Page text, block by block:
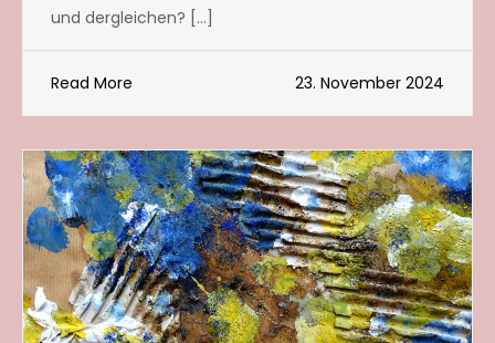
und dergleichen? […]
Read More 23. November 2024